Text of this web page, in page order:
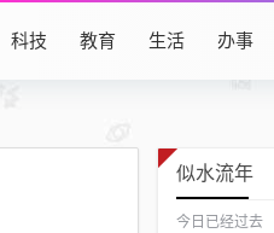
科技 教育 生活 办事
似水流年
今日已经过去